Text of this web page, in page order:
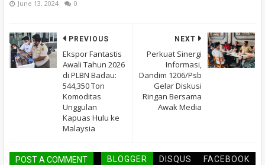
June 13, 2024 0
NEXT
Perkuat Sinergi
Informasi,
Dandim 1206/Psb
Gelar Diskusi
Ringan Bersama
Awak Media
PREVIOUS
Ekspor Fantastis
Awali Tahun 2026
di PLBN Badau:
544,350 Ton
Komoditas
Unggulan
Kapuas Hulu ke
Malaysia
POST A COMMENT BLOGGER DISQUS FACEBOOK